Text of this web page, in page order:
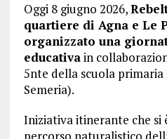
Oggi 8 giugno 2026,
quartiere di Agna e Le
organizzato una
educativain
5nte della scuola primaria
Semeria).
Iniziativa itinerante che si